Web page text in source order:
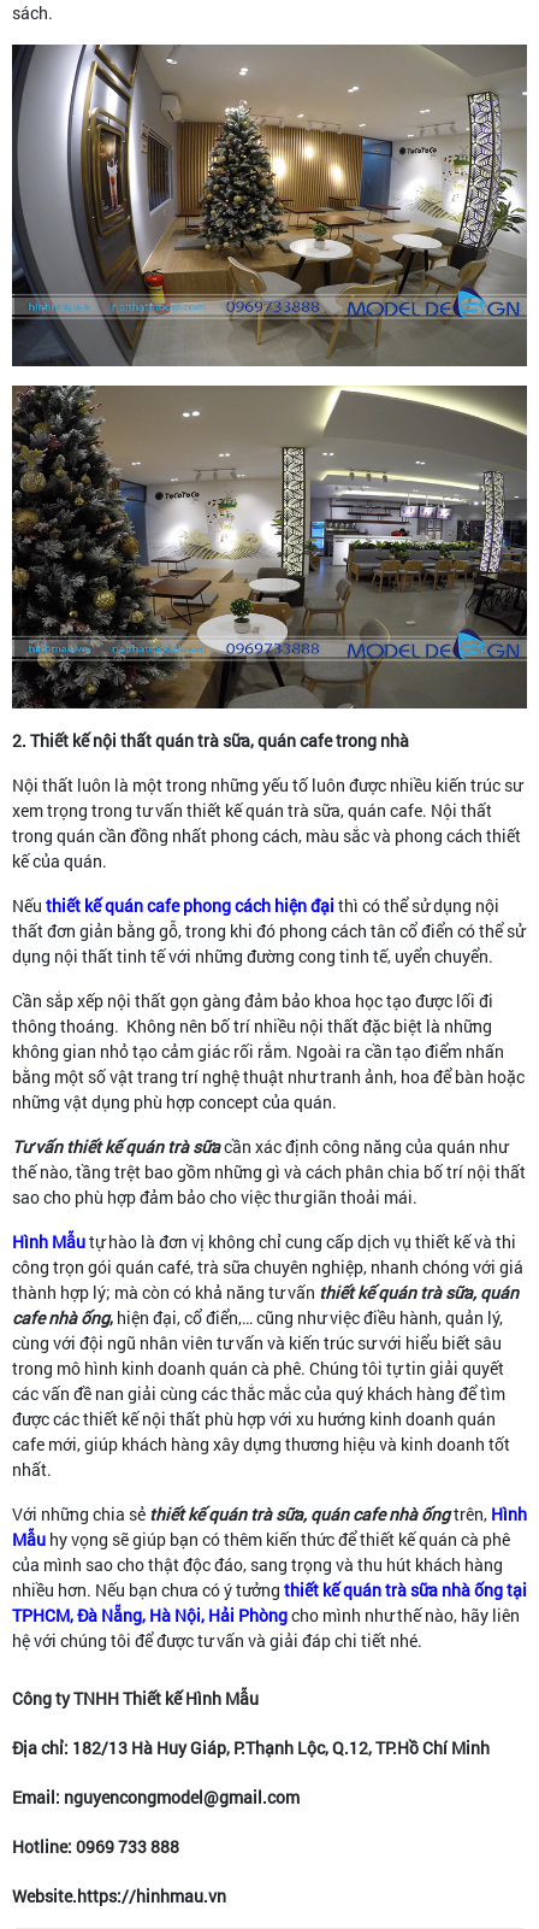
sách.
2. Thiết kế nội thất quán trà sữa, quán cafe trong nhà
Nội thất luôn là một trong những yếu tố luôn được nhiều kiến trúc sư
xem trọng trong tư vấn thiết kế quán trà sữa, quán cafe. Nội thất
trong quán cần đồng nhất phong cách, màu sắc và phong cách thiết
kế của quán.
Nếu thiết kế quán cafe phong cách hiện đại thì có thể sử dụng nội
thất đơn giản bằng gỗ, trong khi đó phong cách tân cổ điển có thể sử
dụng nội thất tinh tế với những đường cong tinh tế, uyển chuyển.
Cần sắp xếp nội thất gọn gàng đảm bảo khoa học tạo được lối đi
thông thoáng. Không nên bố trí nhiều nội thất đặc biệt là những
không gian nhỏ tạo cảm giác rối rắm. Ngoài ra cần tạo điểm nhấn
bằng một số vật trang trí nghệ thuật như tranh ảnh, hoa để bàn hoặc
những vật dụng phù hợp concept của quán.
Tư vấn thiết kế quán trà sữacần xác định công năng của quán như
thế nào, tầng trệt bao gồm những gì và cách phân chia bố trí nội thất
sao cho phù hợp đảm bảo cho việc thư giãn thoải mái.
Hình Mẫutự hào là đơn vị không chỉ cung cấp dịch vụ thiết kế và thi
công trọn gói quán café, trà sữa chuyên nghiệp, nhanh chóng với giá
thành hợp lý; mà còn có khả năng tư vấn thiết kế quán trà sữa, quán
cafe nhà ống, hiện đại, cổ điển,… cũng như việc điều hành, quản lý,
cùng với đội ngũ nhân viên tư vấn và kiến trúc sư với hiểu biết sâu
trong mô hình kinh doanh quán cà phê. Chúng tôi tự tin giải quyết
các vấn đề nan giải cùng các thắc mắc của quý khách hàng để tìm
được các thiết kế nội thất phù hợp với xu hướng kinh doanh quán
cafe mới, giúp khách hàng xây dựng thương hiệu và kinh doanh tốt
nhất.
Với những chia sẻ thiết kế quán trà sữa, quán cafe nhà ốngtrên, Hình
Mẫu hy vọng sẽ giúp bạn có thêm kiến thức để thiết kế quán cà phê
của mình sao cho thật độc đáo, sang trọng và thu hút khách hàng
nhiều hơn. Nếu bạn chưa có ý tưởng thiết kế quán trà sữa nhà ống tại
TPHCM, Đà Nẵng, Hà Nội, Hải Phòngcho mình như thế nào, hãy liên
hệ với chúng tôi để được tư vấn và giải đáp chi tiết nhé.
Công ty TNHH Thiết kế Hình Mẫu
Địa chỉ: 182/13 Hà Huy Giáp, P.Thạnh Lộc, Q.12, TP.Hồ Chí Minh
Email: nguyencongmodel@gmail.com
Hotline: 0969 733 888
Website.https://hinhmau.vn